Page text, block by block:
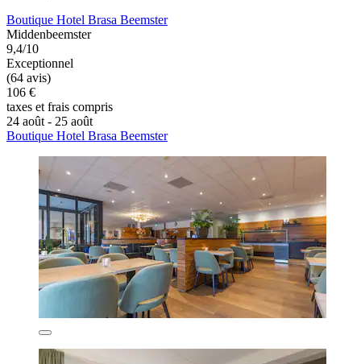
Boutique Hotel Brasa Beemster
Middenbeemster
9,4/10
Exceptionnel
(64 avis)
106 €
taxes et frais compris
24 août - 25 août
Boutique Hotel Brasa Beemster